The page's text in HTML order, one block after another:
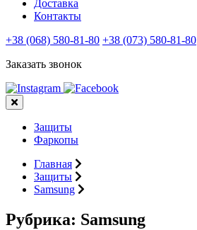
Доставка
Контакты
+38 (068) 580-81-80 +38 (073) 580-81-80
Заказать звонок
Защиты
Фаркопы
Главная
Защиты
Samsung
Рубрика: Samsung